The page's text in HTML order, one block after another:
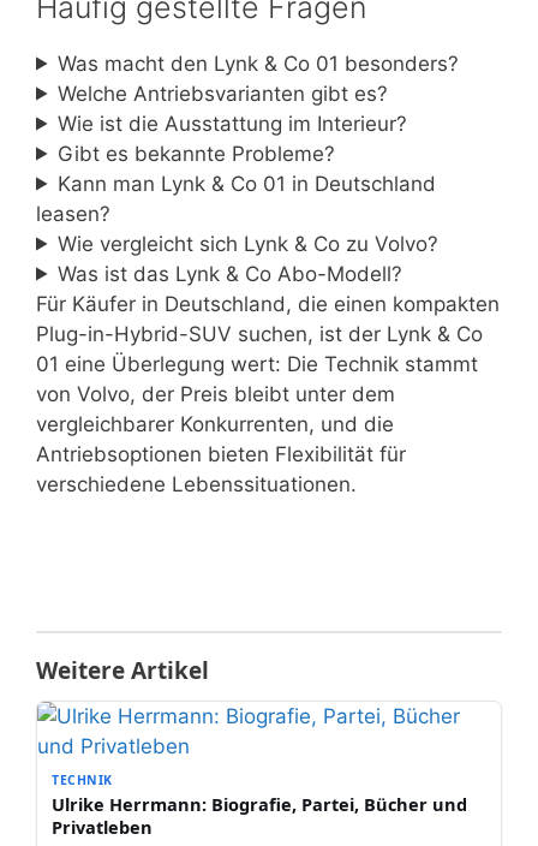
Was macht den Lynk & Co 01 besonders?
Welche Antriebsvarianten gibt es?
Wie ist die Ausstattung im Interieur?
Gibt es bekannte Probleme?
Kann man Lynk & Co 01 in Deutschland
leasen?
Wie vergleicht sich Lynk & Co zu Volvo?
Was ist das Lynk & Co Abo-Modell?
Für Käufer in Deutschland, die einen kompakten
Plug-in-Hybrid-SUV suchen, ist der Lynk & Co
01 eine Überlegung wert: Die Technik stammt
von Volvo, der Preis bleibt unter dem
vergleichbarer Konkurrenten, und die
Antriebsoptionen bieten Flexibilität für
verschiedene Lebenssituationen.
Weitere Artikel
TECHNIK
Ulrike Herrmann: Biografie, Partei, Bücher und
Privatleben